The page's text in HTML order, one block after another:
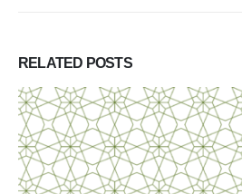
RELATED POSTS